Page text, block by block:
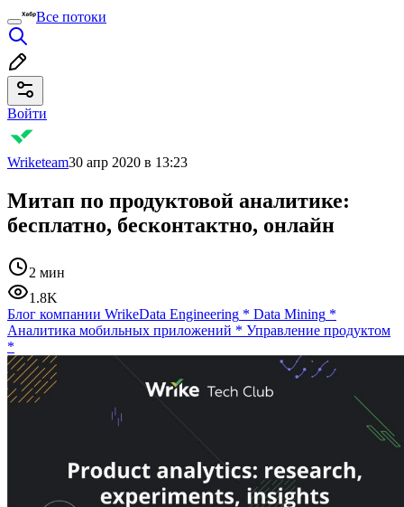
Все потоки
Войти
Wriketeam30 апр 2020 в 13:23
Митап по продуктовой аналитике:
бесплатно, бесконтактно, онлайн
2 мин
1.8K
Блог компании WrikeData Engineering * Data Mining *
Аналитика мобильных приложений * Управление продуктом
*